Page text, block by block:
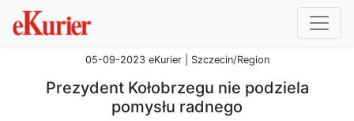
05-09-2023 eKurier | Szczecin/Region
Prezydent Kołobrzegu nie podziela
pomysłu radnego